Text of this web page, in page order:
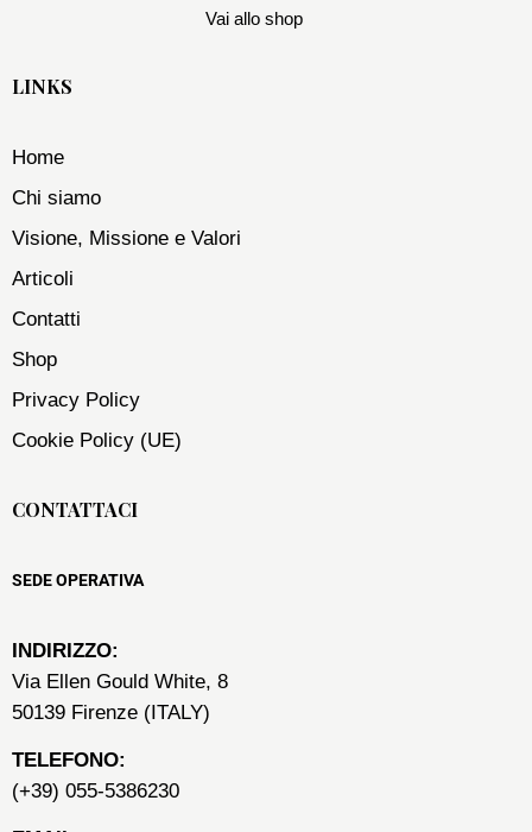
Vai allo shop
LINKS
Home
Chi siamo
Visione, Missione e Valori
Articoli
Contatti
Shop
Privacy Policy
Cookie Policy (UE)
CONTATTACI
SEDE OPERATIVA
INDIRIZZO:
Via Ellen Gould White, 8
50139 Firenze (ITALY)
TELEFONO:
(+39) 055-5386230